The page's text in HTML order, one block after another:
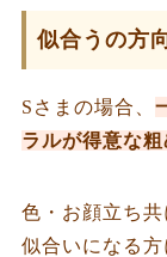
似合うの方
Sさまの場合、
ラルが得意な粗
色・お顔立ち
似合いになる